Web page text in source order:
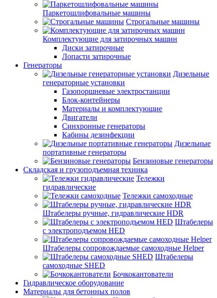
Паркетошлифовальные машины
Строгальные машины
Комплектующие для затирочных машин
Диски затирочные
Лопасти затирочные
Генераторы
Дизельные
генераторные установки
Газопоршневые электростанции
Блок-контейнеры
Материалы и комплектующие
Двигатели
Синхронные генераторы
Кабины дезинфекции
Дизельные
портативные генераторы
Бензиновые генераторы
Складская и грузоподъемная техника
Тележки
гидравлические
Тележки самоходные
Штабелеры ручные, гидравлические HDR
Штабелеры
с электроподъемом HED
Штабелеры сопровождаемые самоходные Helper
Штабелеры
самоходные SHED
Бочкокантователи
Гидравлическое оборудование
Материалы для бетонных полов